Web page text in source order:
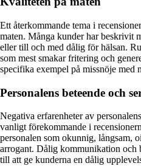
Ett återkommande tema i
maten. Många kunder har beskrivit
eller till och med dålig för hälsan.
som mest smakar fritering och
specifika exempel på missnöje med
Personalens beteende och
Negativa erfarenheter av
vanligt förekommande i
personalen som okunnig, långsam,
arrogant. Dålig kommunikation och
till att ge kunderna en dålig